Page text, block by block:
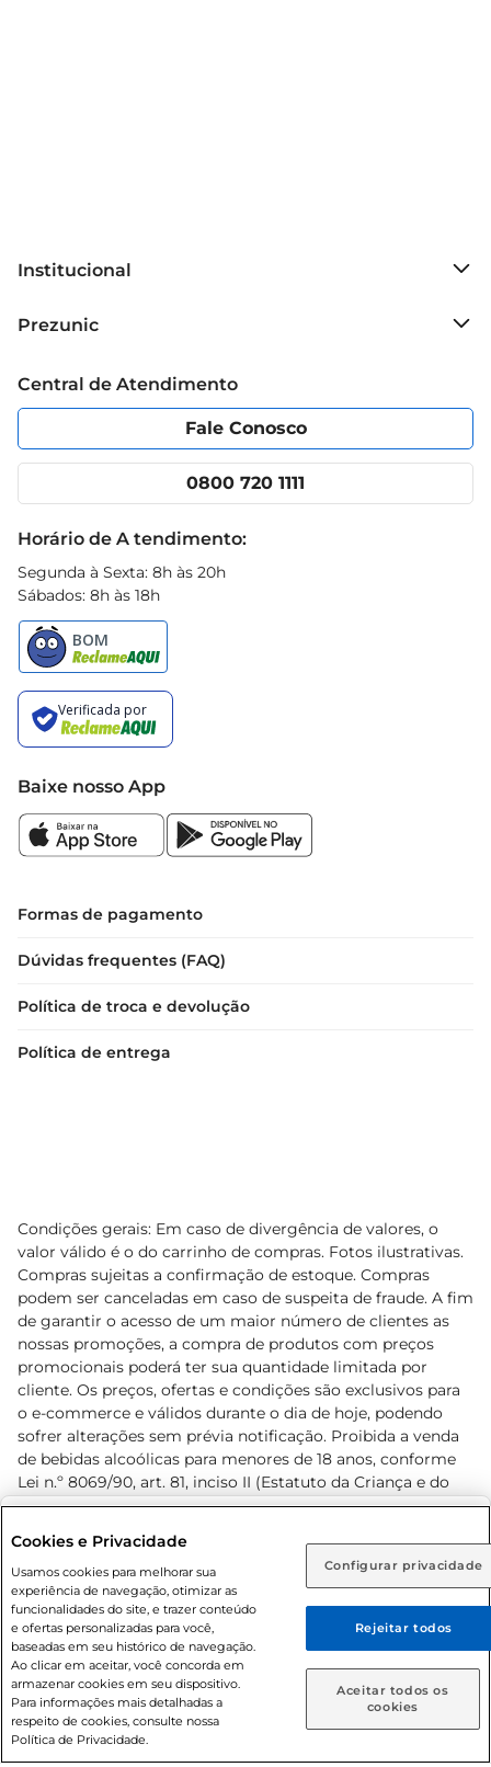
Rio de Janeiro (RJ) Goiás (GO)
Ou
Caso queira comprar online, informe como deseja receber
suas compras:
Entrega em casa Retire em Loja
Institucional
Grupo Cencosud
Política de Privacidade
Portal do fornecedor
Cencosud Media
Prezunic
Código de Ética
App Prezunic
Central de Atendimento
Fale Conosco
0800 720 1111
Horário de A tendimento:
Segunda à Sexta: 8h às 20h
Sábados: 8h às 18h
Baixe nosso App
Formas de pagamento
Dúvidas frequentes (FAQ)
Política de troca e devolução
Política de entrega
Condições gerais: Em caso de divergência de valores, o
valor válido é o do carrinho de compras. Fotos ilustrativas.
Compras sujeitas a confirmação de estoque. Compras
podem ser canceladas em caso de suspeita de fraude. A fim
de garantir o acesso de um maior número de clientes as
nossas promoções, a compra de produtos com preços
promocionais poderá ter sua quantidade limitada por
cliente. Os preços, ofertas e condições são exclusivos para
o e-commerce e válidos durante o dia de hoje, podendo
sofrer alterações sem prévia notificação. Proibida a venda
de bebidas alcoólicas para menores de 18 anos, conforme
Lei n.º 8069/90, art. 81, inciso II (Estatuto da Criança e do
Adolescente). Preços e condições exclusivos para o
prévio. O valor mínimo para as compras on-line é de R$
80,00.
© 2026 Copyright. Todos os direitos
reservados Prezunic.
Cookies e Privacidade
Usamos cookies para melhorar sua
experiência de navegação, otimizar as
funcionalidades do site, e trazer conteúdo
e ofertas personalizadas para você,
baseadas em seu histórico de navegação.
Ao clicar em aceitar, você concorda em
armazenar cookies em seu dispositivo.
Para informações mais detalhadas a
respeito de cookies, consulte nossa
Política de Privacidade.
Configurar privacidade
Rejeitar todos
Aceitar todos os
cookies